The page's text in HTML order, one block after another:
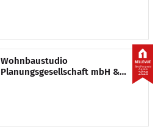
Wohnbaustudio
Planungsgesellschaft mbH &
2026
Best Property
Agents